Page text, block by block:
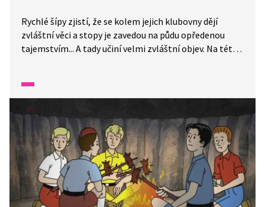
Rychlé šípy zjistí, že se kolem jejich klubovny dějí
zvláštní věci a stopy je zavedou na půdu opředenou
tajemstvím... A tady učiní velmi zvláštní objev. Na této